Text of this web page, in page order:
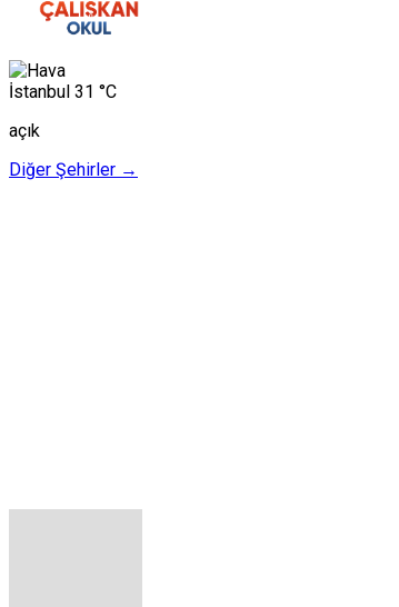
İstanbul 31 °C
açık
Diğer Şehirler →